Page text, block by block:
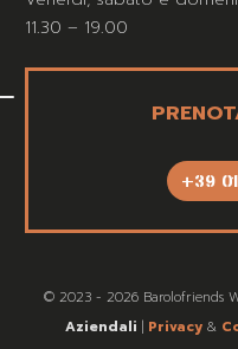
11.30 – 19.00
+39
© 2023 - 2026 Barolofriends
Aziendali | Privacy &